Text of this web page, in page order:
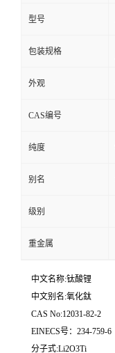
型号
包装规格
外观
CAS编号
纯度
别名
级别
重金属
中文名称:钛酸锂
中文别名:氧化鈦
CAS No:12031-82-2
EINECS号：234-759-6
分子式:Li2O3Ti